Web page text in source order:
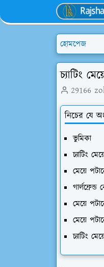
হোমপেজ
চ্যাটিং
29166
নিচের যে
ভুমিকা
চ্যাটিং
মেয়ে
মেয়ে
মেয়ে
চ্যাটিং